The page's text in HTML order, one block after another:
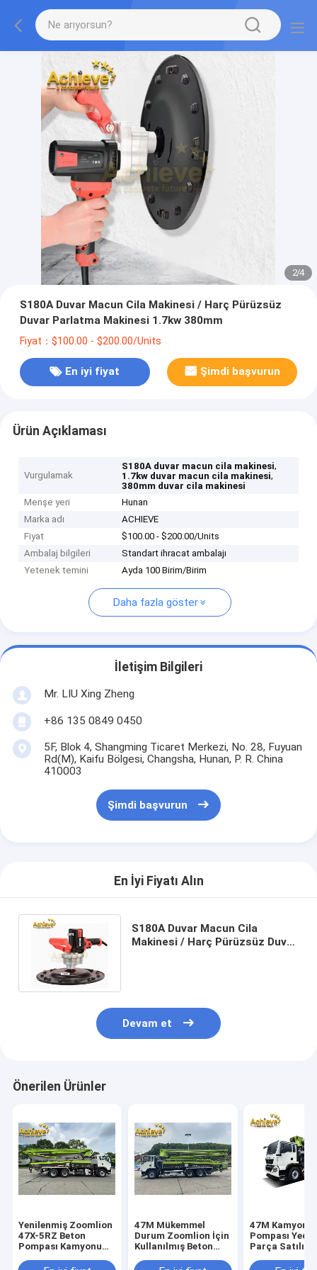
2/4
S180A Duvar Macun Cila Makinesi / Harç Pürüzsüz
Duvar Parlatma Makinesi 1.7kw 380mm
Fiyat：$100.00 - $200.00/Units
En iyi fiyat Şimdi başvurun
Ürün Açıklaması
Vurgulamak
S180A duvar macun cila makinesi,
1.7kw duvar macun cila makinesi,
380mm duvar cila makinesi
Menşe yeri
Hunan
Marka adı
ACHIEVE
Fiyat
$100.00 - $200.00/Units
Ambalaj bilgileri
Standart ihracat ambalajı
Yetenek temini
Ayda 100 Birim/Birim
Daha fazla göster
İletişim Bilgileri
Mr. LIU Xing Zheng
+86 135 0849 0450
5F, Blok 4, Shangming Ticaret Merkezi, No. 28, Fuyuan
Rd(M), Kaifu Bölgesi, Changsha, Hunan, P. R. China
410003
Şimdi başvurun
En İyi Fiyatı Alın
S180A Duvar Macun Cila
Makinesi / Harç Pürüzsüz Duvar
Devam et
Önerilen Ürünler
Yenilenmiş Zoomlion
47X-5RZ Beton
Pompası Kamyonu
PUTZMEISTER
47M Mükemmel
Durum Zoomlion İçin
Kullanılmış Beton
47M Kamyon
Pompası
Parça Satılık